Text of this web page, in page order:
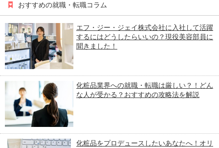
おすすめの就職・転職コラム
エフ・ジー・ジェイ株式会社に入社して活躍
するにはどうしたらいいの？現役美容部員に
聞きました！
化粧品業界への就職・転職は厳しい？！どん
な人が受かる？おすすめの攻略法を解説
化粧品をプロデュースしたいあなたへ！オリ